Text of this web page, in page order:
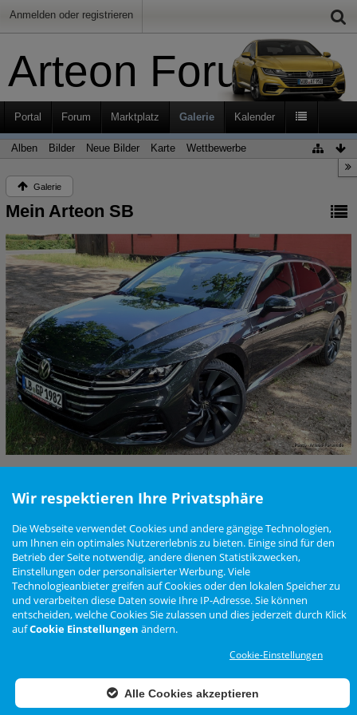
Anmelden oder registrieren
Arteon Forum
Portal Forum Marktplatz Galerie Kalender
Alben Bilder Neue Bilder Karte Wettbewerbe
Galerie
Mein Arteon SB
Nutzungsbedingungen Datenschutzerklärung Impressum
Newsletter
Cookie Einstellungen
Zur Desktop Ansicht wechseln
Werbelink: Dieser Link Platz ist frei!
Wir respektieren Ihre Privatsphäre
Die Webseite verwendet Cookies und andere gängige Technologien,
um Ihnen ein optimales Nutzererlebnis zu bieten. Einige sind für den
Betrieb der Seite notwendig, andere dienen Statistikzwecken,
Einstellungen oder personalisierter Werbung. Viele
Technologieanbieter greifen auf Cookies oder den lokalen Speicher zu
und verarbeiten diese Daten sowie Ihre IP-Adresse. Sie können
entscheiden, welche Cookies Sie zulassen und dies jederzeit durch Klick
aufCookie Einstellungen ändern.
Cookie-Einstellungen
Alle Cookies akzeptieren